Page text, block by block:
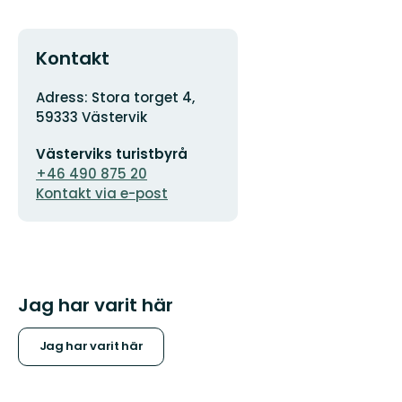
Kontakt
Adress
Adress: Stora torget 4,
59333 Västervik
postadress
Västerviks turistbyrå
+46 490 875 20
Kontakt via e-post
Jag har varit här
Jag har varit här